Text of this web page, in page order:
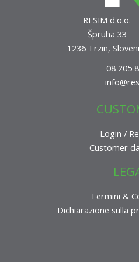
RESIM d.o.o.
Špruha 33
1236 Trzin,
08 205
Login /
Customer
Termini &
Dichiarazione sulla